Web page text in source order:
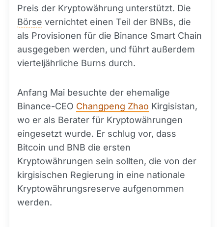
Preis der Kryptowährung unterstützt. Die
Börse vernichtet einen Teil der BNBs, die
als Provisionen für die Binance Smart Chain
ausgegeben werden, und führt außerdem
vierteljährliche Burns durch.
Anfang Mai besuchte der ehemalige
Binance-CEO Changpeng Zhao Kirgisistan,
wo er als Berater für Kryptowährungen
eingesetzt wurde. Er schlug vor, dass
Bitcoin und BNB die ersten
Kryptowährungen sein sollten, die von der
kirgisischen Regierung in eine nationale
Kryptowährungsreserve aufgenommen
werden.